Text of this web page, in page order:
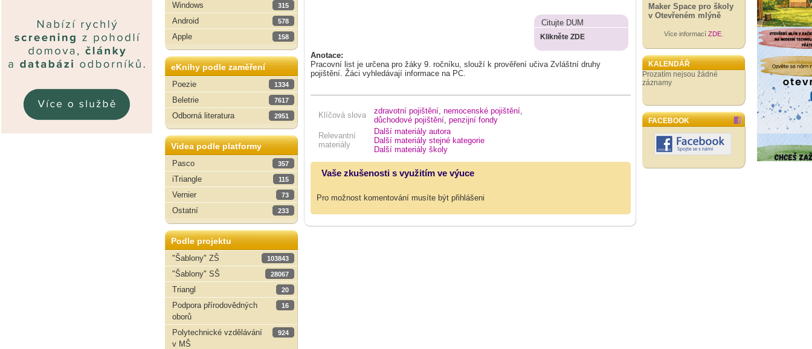
Windows
315
Android 578
Apple 158
eKnihy podle zaměření
Poezie
1334
Beletrie 7617
Odborná literatura 2951
Videa podle platformy
Pasco
357
iTriangle 115
Vernier 73
Ostatní 233
Podle projektu
"Šablony" ZŠ
103843
"Šablony" SŠ 28067
Triangl 20
Podpora přírodovědných
oborů
16
Polytechnické vzdělávání
v MŠ
924
Citujte DUM
Klikněte ZDE
Anotace:
Pracovní list je určena pro žáky 9. ročníku, slouží k prověření učiva Zvláštní druhy
pojištění. Žáci vyhledávají informace na PC.
Klíčová slova zdravotní pojištění nemocenské pojištění
důchodové pojištění penzijní fondy
Relevantní
materiály
Další materiály autora
Další materiály stejné kategorie
Další materiály školy
Vaše zkušenosti s využitím ve výuce
Pro možnost komentování musíte být přihlášeni
Maker Space pro školy
v Otevřeném mlýně
Více informací ZDE
KALENDÁŘ
Prozatím nejsou žádné
záznamy
FACEBOOK